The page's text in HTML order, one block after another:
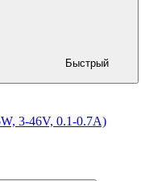
Быстрый
3-46V, 0.1-0.7A)